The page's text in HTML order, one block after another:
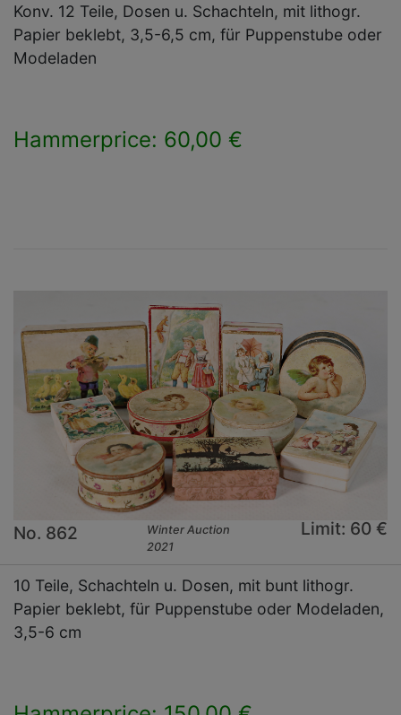
Konv. 12 Teile, Dosen u. Schachteln, mit lithogr.
Papier beklebt, 3,5-6,5 cm, für Puppenstube oder
Modeladen
Hammerprice: 60,00 €
No. 862
Winter Auction
2021
Limit: 60 €
10 Teile, Schachteln u. Dosen, mit bunt lithogr.
Papier beklebt, für Puppenstube oder Modeladen,
3,5-6 cm